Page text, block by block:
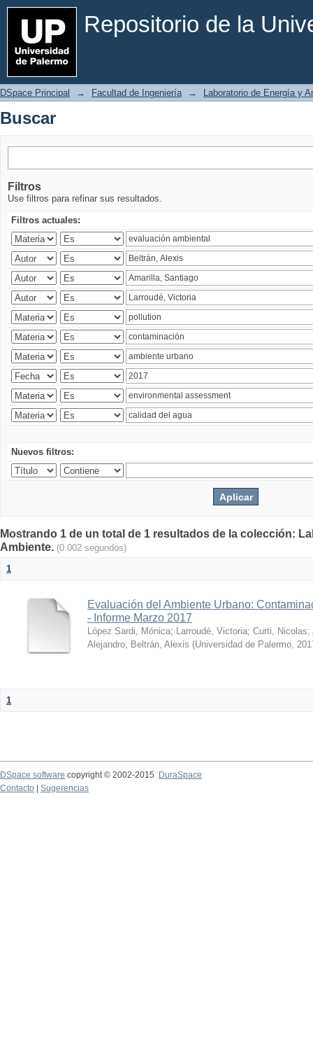
Repositorio de la
Buscar
DSpace Principal → Facultad de Ingeniería → Laboratorio de Energía y
Buscar
Filtros
Use filtros para refinar sus resultados.
Filtros actuales:
Nuevos filtros:
Mostrando 1 de un total de 1 resultados de la colección:
Ambiente. (0.002 segundos)
1
Evaluación del Ambiente Urbano:
- Informe Marzo 2017
López Sardi, Mónica; Larroudé, Victoria; Curti, Nicolas;
Alejandro; Beltrán, Alexis (Universidad de Palermo,
1
DSpace software copyright © 2002-2015
DuraSpace
Contacto
Sugerencias